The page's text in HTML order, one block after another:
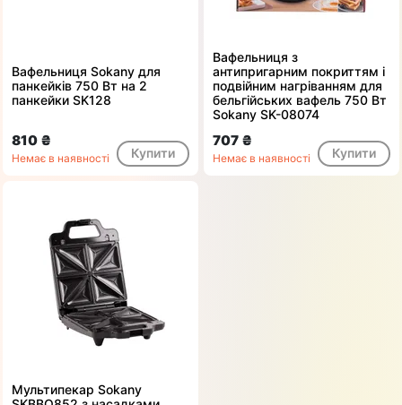
Вафельниця Sokany для
панкейків 750 Вт на 2
панкейки SK128
810 ₴
Немає в наявності Купити
Вафельниця з
антипригарним покриттям і
подвійним нагріванням для
бельгійських вафель 750 Вт
Sokany SK-08074
707 ₴
Немає в наявності Купити
Мультипекар Sokany